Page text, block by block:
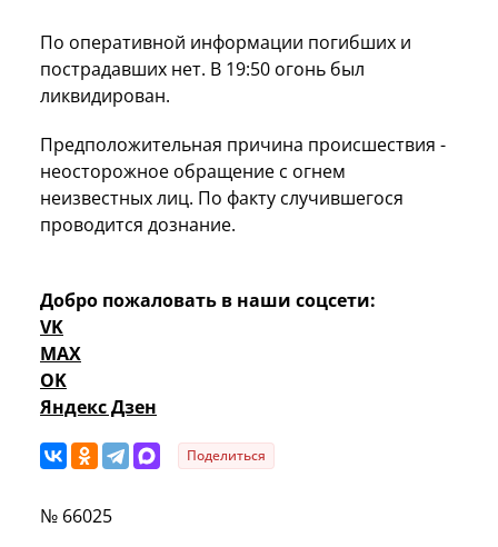
По оперативной информации погибших и
пострадавших нет. В 19:50 огонь был
ликвидирован.
Предположительная причина происшествия -
неосторожное обращение с огнем
неизвестных лиц. По факту случившегося
проводится дознание.
Добро пожаловать в наши соцсети:
VK
MAX
OK
Яндекс Дзен
Поделиться
№ 66025